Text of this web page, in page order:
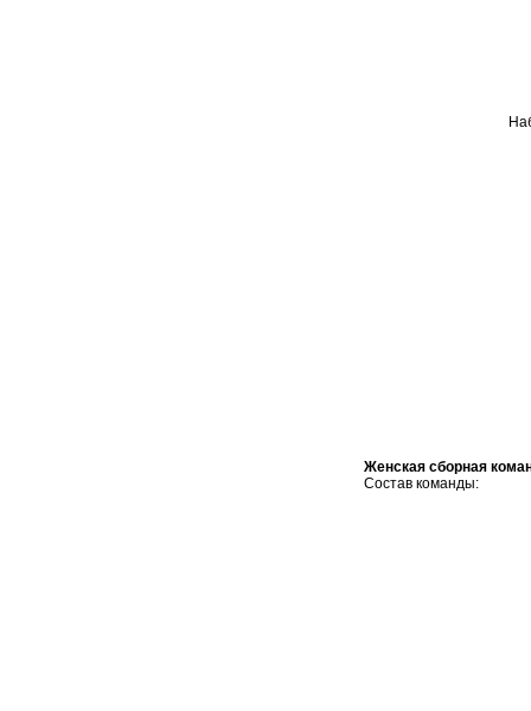
Женская сборная
Состав команды: